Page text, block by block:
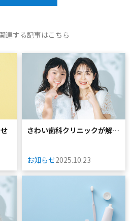
連する記事はこちら
さわい歯科クリニックが解説
お知らせ2025.10.23